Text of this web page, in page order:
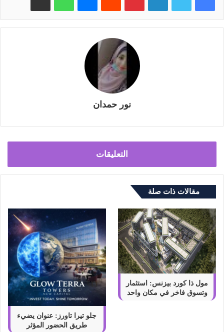
نور حمدان
التعليقات
مقالات ذات صلة
مول ذا كورد بيزنس: استثمار
وتسوق فاخر في مكان واحد
جلو تيرا تاورز: عنوان يضيء
طريق الحضور المؤثر